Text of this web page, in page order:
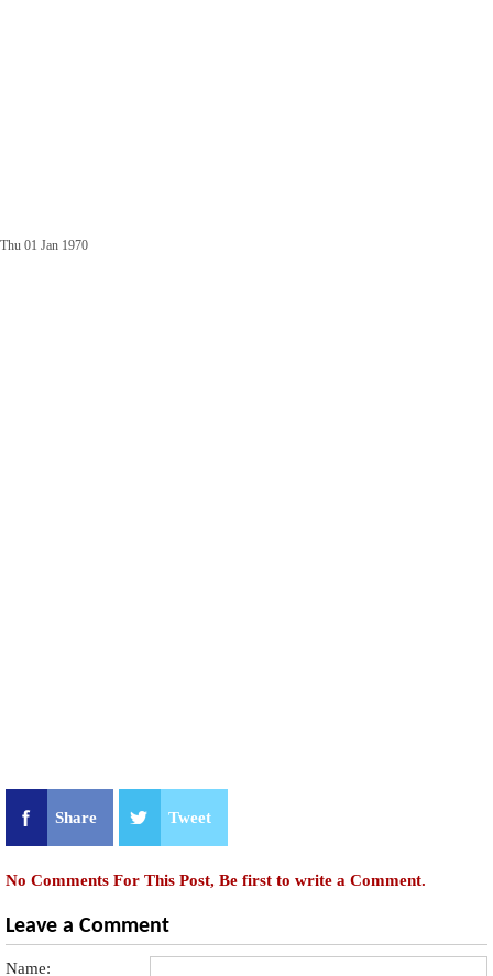
Thu 01 Jan 1970
Share Tweet
No Comments For This Post, Be first to write a Comment.
Leave a Comment
Name: